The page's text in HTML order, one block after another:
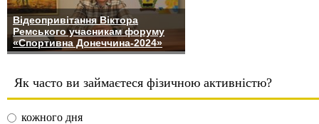
Відеопривітання Віктора
Ремського учасникам форуму
«Спортивна Донеччина-2024»
Як часто ви займаєтеся фізичною активністю?
кожного дня